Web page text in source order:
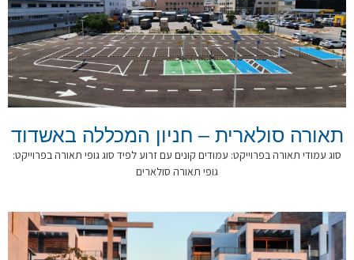
תאורה סולארית – חניון המכללה באשדוד
סוג עמודי תאורה בפרוייקט: עמודים קונים עם זרוע לפיד סוג גופי תאורה בפרוייקט:
גופי תאורה סולארים